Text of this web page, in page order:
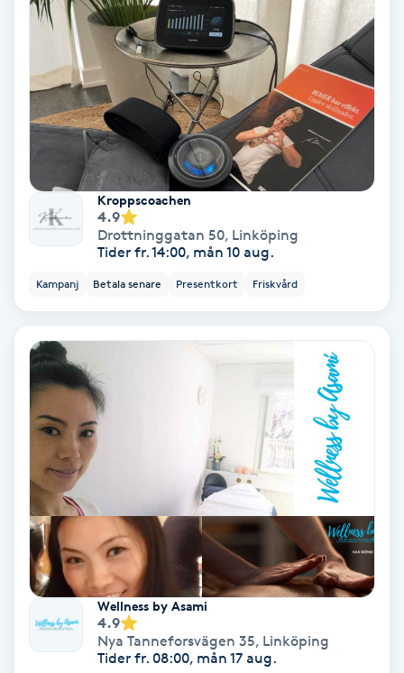
Stylist
Sugaring
Svensk massage
Svettbehandling
Tuina-massage
Tandblekning
Tandläkare
Tatuering
Tatueringsborttagning
Terapi
Thaimassage
Toning
Kroppscoachen
4.9
Drottninggatan 50, Linköping
Tider fr. 14:00, mån 10 aug.
Kampanj Betala senare Presentkort Friskvård
Wellness by Asami
4.9
Nya Tanneforsvägen 35, Linköping
Tider fr. 08:00, mån 17 aug.